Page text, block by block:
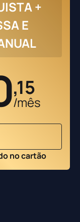
+
E
,15
/mês
no cartão